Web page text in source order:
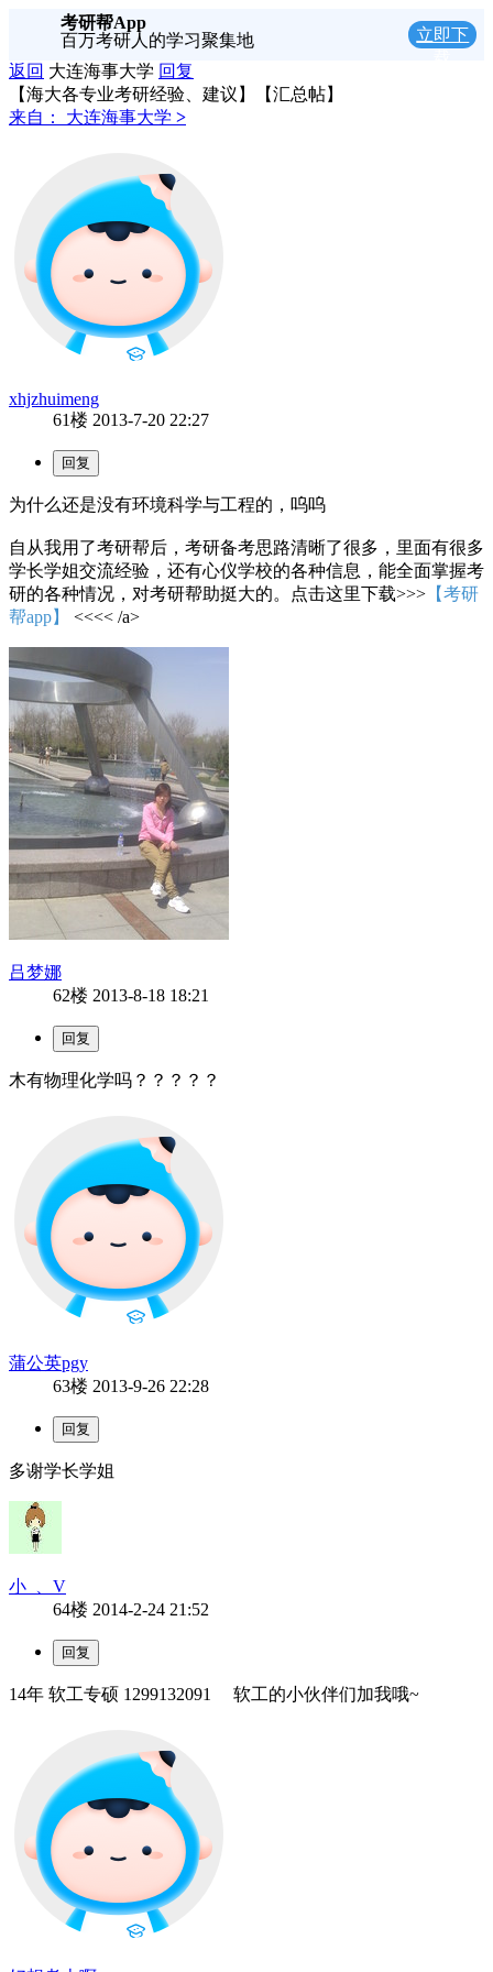
考研帮App
百万考研人的学习聚集地
立即下
返回 大连海事大学 回复
【海大各专业考研经验、建议】【汇总帖】
来自：
大连海事大学 >
xhjzhuimeng
61楼 2013-7-20 22:27
为什么还是没有环境科学与工程的，呜呜
自从我用了考研帮后，考研备考思路清晰了很多，里面有很多
学长学姐交流经验，还有心仪学校的各种信息，能全面掌握考
研的各种情况，对考研帮助挺大的。点击这里下载>>> 【考研
帮app】
<<<< /a>
吕梦娜
62楼 2013-8-18 18:21
木有物理化学吗？？？？？
蒲公英pgy
63楼 2013-9-26 22:28
多谢学长学姐
小_、V
64楼 2014-2-24 21:52
14年 软工专硕 1299132091 软工的小伙伴们加我哦~